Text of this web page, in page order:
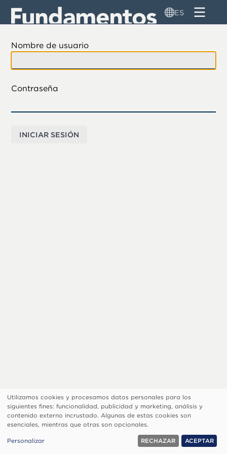
Pasar
principal
ES
Nombre de usuario
Contraseña
Footer
¿Quiénes Somos?
Aviso De Privacidad
Configurar Cookies
© 1999, 2026 Visión.org. Todos los Derechos Reservados.
Uso
de
datos
personales
Utilizamos cookies y procesamos datos personales para los
siguientes fines: funcionalidad, publicidad y marketing, análisis y
contenido externo incrustado. Algunas de estas cookies son
esenciales, mientras que otras son opcionales.
Personalizar RECHAZAR ACEPTAR